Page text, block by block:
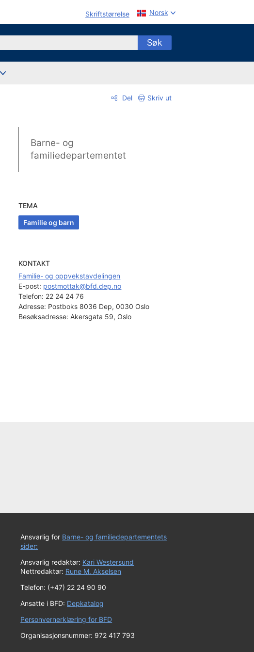
Skriftstørrelse Norsk
Søk
Del Skriv ut
Barne- og
familiedepartementet
TEMA
Familie og barn
KONTAKT
Familie- og oppvekstavdelingen
E-post: postmottak@bfd.dep.no
Telefon: 22 24 24 76
Adresse: Postboks 8036 Dep, 0030 Oslo
Besøksadresse: Akersgata 59, Oslo
Ansvarlig for Barne- og familiedepartementets
sider:
Ansvarlig redaktør: Kari Westersund
Nettredaktør: Rune M. Akselsen
Telefon: (+47) 22 24 90 90
Ansatte i BFD: Depkatalog
Personvernerklæring for BFD
Organisasjonsnummer: 972 417 793